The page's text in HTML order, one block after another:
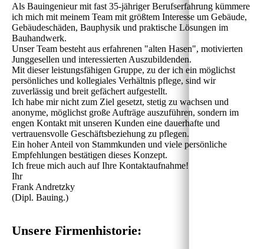
Als Bauingenieur mit fast 35-jähriger Berufserfahrung kümmere
ich mich mit meinem Team mit größtem Interesse um Gebäude,
Gebäudeschäden, Bauphysik und praktische Lösungen im
Bauhandwerk.
Unser Team besteht aus erfahrenen "alten Hasen", motivierten
Junggesellen und interessierten Auszubildenden.
Mit dieser leistungsfähigen Gruppe, zu der ich ein möglichst
persönliches und kollegiales Verhältnis pflege, sind wir
zuverlässig und breit gefächert aufgestellt.
Ich habe mir nicht zum Ziel gesetzt, stetig zu wachsen und
anonyme, möglichst große Aufträge auszuführen, sondern im
engen Kontakt mit unseren Kunden eine dauerhafte und
vertrauensvolle Geschäftsbeziehung zu pflegen.
Ein hoher Anteil von Stammkunden und viele persönliche
Empfehlungen bestätigen dieses Konzept.
Ich freue mich auch auf Ihre Kontaktaufnahme!
Ihr
Frank Andretzky
(Dipl. Bauing.)
Unsere Firmenhistorie: